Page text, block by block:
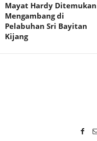
Mayat Hardy Ditemukan
Mengambang di
Pelabuhan Sri Bayitan
Kijang